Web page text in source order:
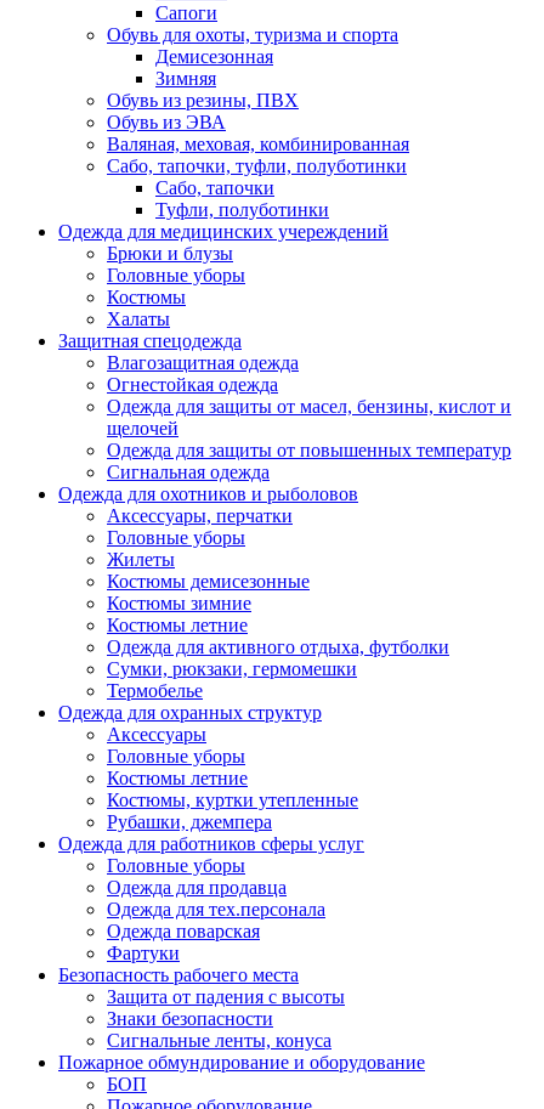
Сапоги
Обувь для охоты, туризма и спорта
Демисезонная
Зимняя
Обувь из резины, ПВХ
Обувь из ЭВА
Валяная, меховая, комбинированная
Сабо, тапочки, туфли, полуботинки
Сабо, тапочки
Туфли, полуботинки
Одежда для медицинских учереждений
Брюки и блузы
Головные уборы
Костюмы
Халаты
Защитная спецодежда
Влагозащитная одежда
Огнестойкая одежда
Одежда для защиты от масел, бензины, кислот и
щелочей
Одежда для защиты от повышенных температур
Сигнальная одежда
Одежда для охотников и рыболовов
Аксессуары, перчатки
Головные уборы
Жилеты
Костюмы демисезонные
Костюмы зимние
Костюмы летние
Одежда для активного отдыха, футболки
Сумки, рюкзаки, гермомешки
Термобелье
Одежда для охранных структур
Аксессуары
Головные уборы
Костюмы летние
Костюмы, куртки утепленные
Рубашки, джемпера
Одежда для работников сферы услуг
Головные уборы
Одежда для продавца
Одежда для тех.персонала
Одежда поварская
Фартуки
Безопасность рабочего места
Защита от падения с высоты
Знаки безопасности
Сигнальные ленты, конуса
Пожарное обмундирование и оборудование
БОП